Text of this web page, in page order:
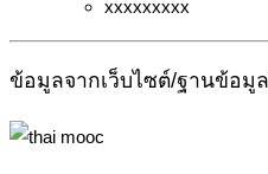
xxxxxxxxx
ข้อมูลจากเว็บไซต์/ฐานข้อมู